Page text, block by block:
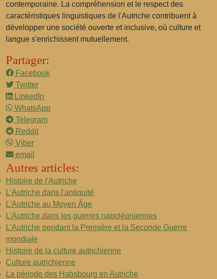
contemporaine. La compréhension et le respect des
caractéristiques linguistiques de l'Autriche contribuent à
développer une société ouverte et inclusive, où culture et
langue s'enrichissent mutuellement.
Partager:
Facebook
Twitter
LinkedIn
WhatsApp
Telegram
Reddit
Viber
email
Autres articles:
Histoire de l'Autriche
L'Autriche dans l'antiquité
L'Autriche au Moyen Âge
L'Autriche dans les guerres napoléoniennes
L'Autriche pendant la Première et la Seconde Guerre
mondiale
Histoire de la culture autrichienne
Culture autrichienne
La période des Habsbourg en Autriche